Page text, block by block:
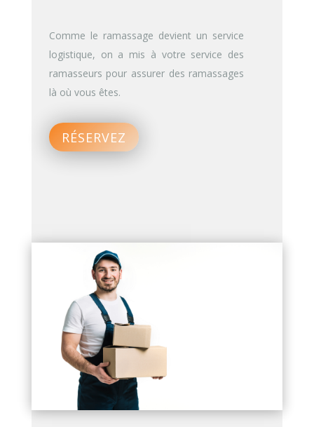
Comme le ramassage devient un service
logistique, on a mis à votre service des
ramasseurs pour assurer des ramassages
là où vous êtes.
RÉSERVEZ